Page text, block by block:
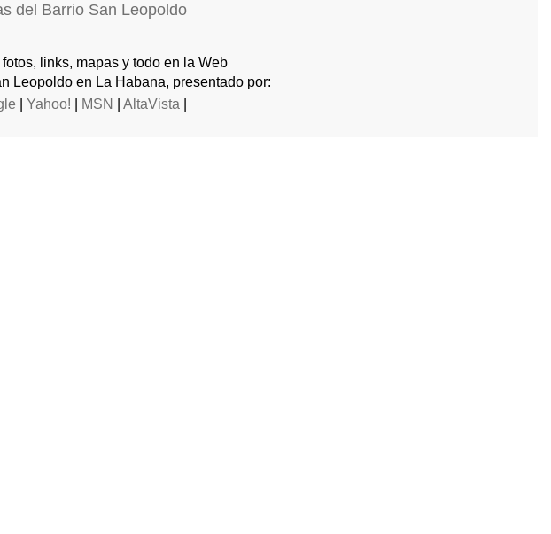
del Barrio San Leopoldo
fotos, links, mapas y todo en la Web
Leopoldo en La Habana, presentado por:
Yahoo! MSN AltaVista